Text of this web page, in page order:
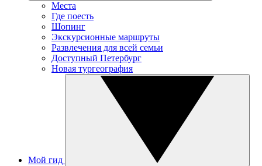
Места
Где поесть
Шопинг
Экскурсионные маршруты
Развлечения для всей семьи
Доступный Петербург
Новая тургеография
Мой гид